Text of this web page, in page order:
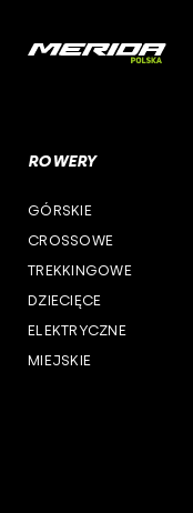
cst
woj. opolskie
woj. podlaskie
woj. pomorskie
woj. śląskie
woj. warmińsko-
ROWERY
GÓRSKIE
CROSSOWE
TREKKINGOWE
DZIECIĘCE
ELEKTRYCZNE
MIEJSKIE